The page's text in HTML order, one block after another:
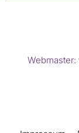
Webmaster: